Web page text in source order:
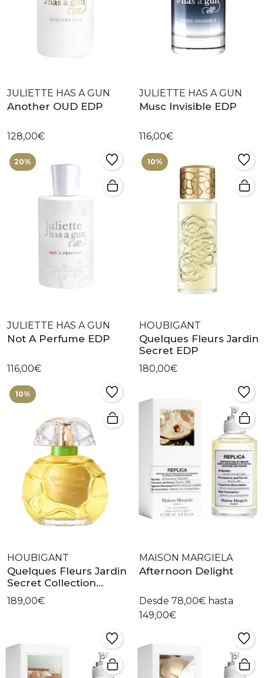
JULIETTE HAS A GUN
Another OUD EDP
128,00€
JULIETTE HAS A GUN
Musc Invisible EDP
116,00€
20%
JULIETTE HAS A GUN
Not A Perfume EDP
116,00€
10%
HOUBIGANT
Quelques Fleurs Jardin
Secret EDP
180,00€
10%
HOUBIGANT
Quelques Fleurs Jardin
Secret Collection
Privée
189,00€
MAISON MARGIELA
Afternoon Delight
Desde 78,00€ hasta
149,00€